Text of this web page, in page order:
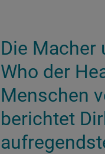
Die Macher
Who der
Menschen
berichtet